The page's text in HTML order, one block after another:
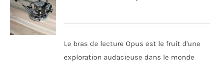
Le bras de lecture Opus est le fruit d'une
exploration audacieuse dans le monde